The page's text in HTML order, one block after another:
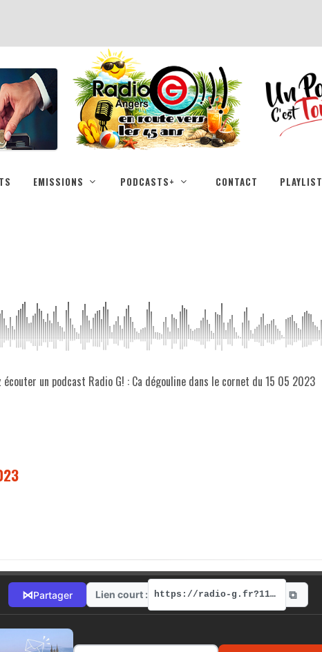
EMISSIONS PODCASTS+ CONTACT PLAYLIST
écouter un podcast Radio G! : Ca dégouline dans le cornet du 15 05 2023
⋈Partager Lien court : https://radio-g.fr?11464 ⧉